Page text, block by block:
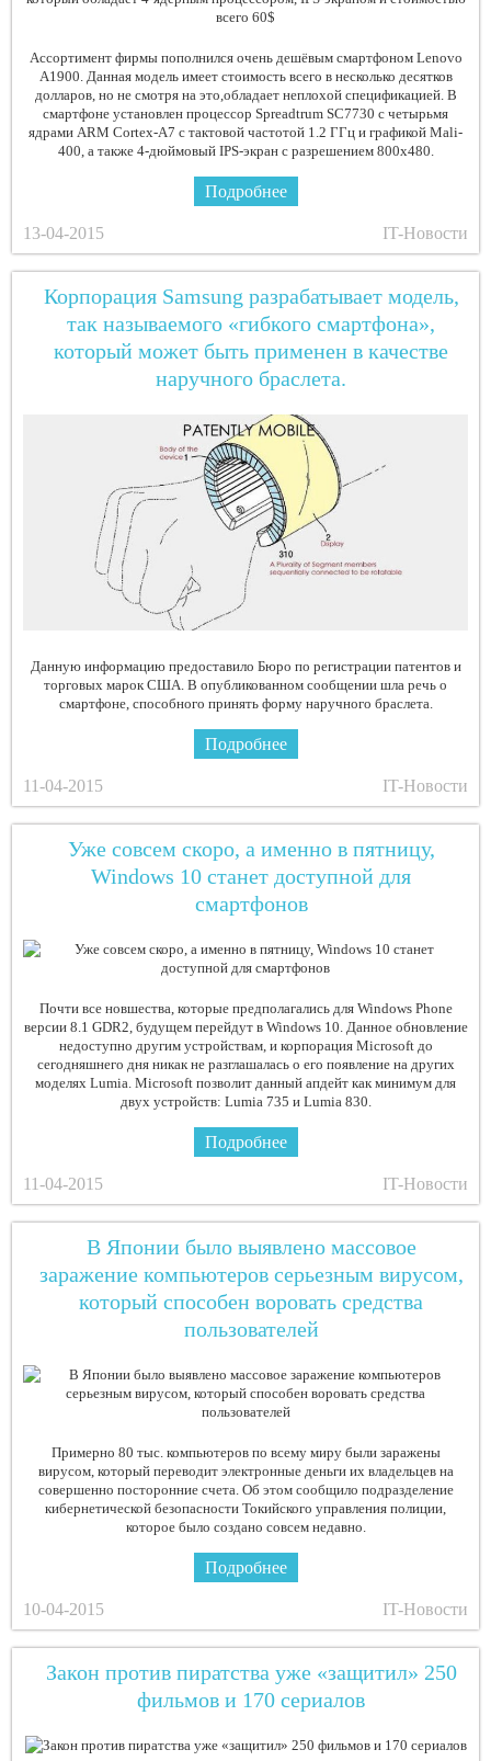
Ассортимент фирмы пополнился очень дешёвым смартфоном Lenovo
A1900. Данная модель имеет стоимость всего в несколько десятков
долларов, но не смотря на это,обладает неплохой спецификацией. В
смартфоне установлен процессор Spreadtrum SC7730 с четырьмя
ядрами ARM Cortex-A7 с тактовой частотой 1.2 ГГц и графикой Mali-
400, а также 4-дюймовый IPS-экран с разрешением 800х480.
Подробнее
13-04-2015 IT-Новости
Корпорация Samsung разрабатывает модель,
так называемого «гибкого смартфона»,
который может быть применен в качестве
наручного браслета.
Данную информацию предоставило Бюро по регистрации патентов и
торговых марок США. В опубликованном сообщении шла речь о
смартфоне, способного принять форму наручного браслета.
Подробнее
11-04-2015 IT-Новости
Уже совсем скоро, а именно в пятницу,
Windows 10 станет доступной для
смартфонов
Почти все новшества, которые предполагались для Windows Phone
версии 8.1 GDR2, будущем перейдут в Windows 10. Данное обновление
недоступно другим устройствам, и корпорация Microsoft до
сегодняшнего дня никак не разглашалась о его появление на других
моделях Lumia. Microsoft позволит данный апдейт как минимум для
двух устройств: Lumia 735 и Lumia 830.
Подробнее
11-04-2015 IT-Новости
В Японии было выявлено массовое
заражение компьютеров серьезным вирусом,
который способен воровать средства
пользователей
Примерно 80 тыс. компьютеров по всему миру были заражены
вирусом, который переводит электронные деньги их владельцев на
совершенно посторонние счета. Об этом сообщило подразделение
кибернетической безопасности Токийского управления полиции,
которое было создано совсем недавно.
Подробнее
10-04-2015 IT-Новости
Закон против пиратства уже «защитил» 250
фильмов и 170 сериалов